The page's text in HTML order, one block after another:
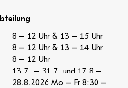
8 – 12 Uhr & 13 – 15 Uhr
8 – 12 Uhr & 13 – 14 Uhr
8 – 12 Uhr
13.7. – 31.7. und 17.8.–
28.8.2026 Mo – Fr 8:30 –